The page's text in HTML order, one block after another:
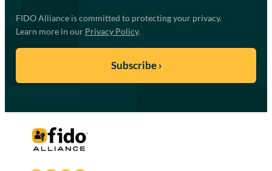
FIDO Alliance is committed to protecting your privacy.
Learn more in our Privacy Policy.